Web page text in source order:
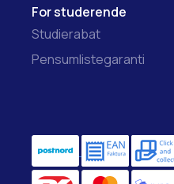
For studerende
Studierabat
Pensumlistegaranti